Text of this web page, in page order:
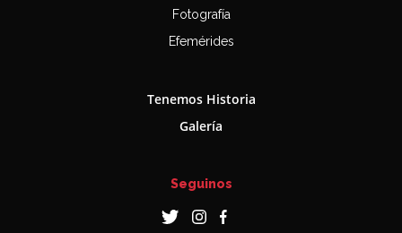
Fotografía
Efemérides
Tenemos Historia
Galería
Seguinos